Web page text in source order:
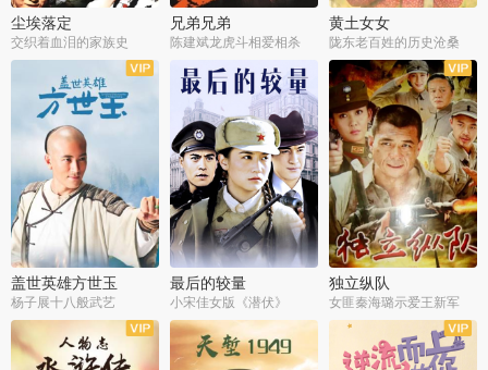
尘埃落定
交织着血泪的家族史
兄弟兄弟
陈建斌龙虎斗相爱相杀
黄土女女
陇东老百姓的历史沧桑
全36集
盖世英雄方世玉
杨子展十八般武艺
全28集
最后的较量
小宋佳女版《潜伏》
全44集
独立纵队
女匪秦海璐示爱王新军
全40集
全30集 全43集